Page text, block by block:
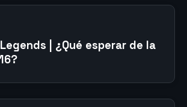
| ¿Qué esperar de la